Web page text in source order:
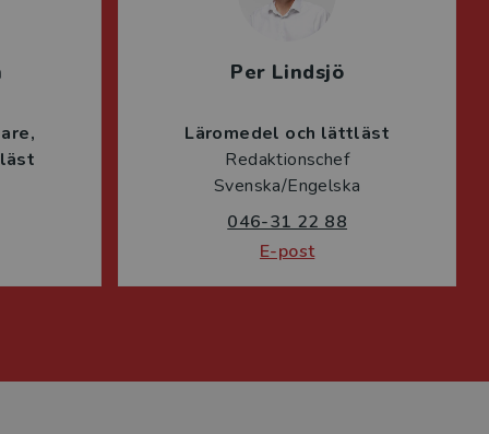
Per Lindsjö
Läromedel och lättläst
Redaktionschef
Svenska/Engelska
046-31 22 88
E-post